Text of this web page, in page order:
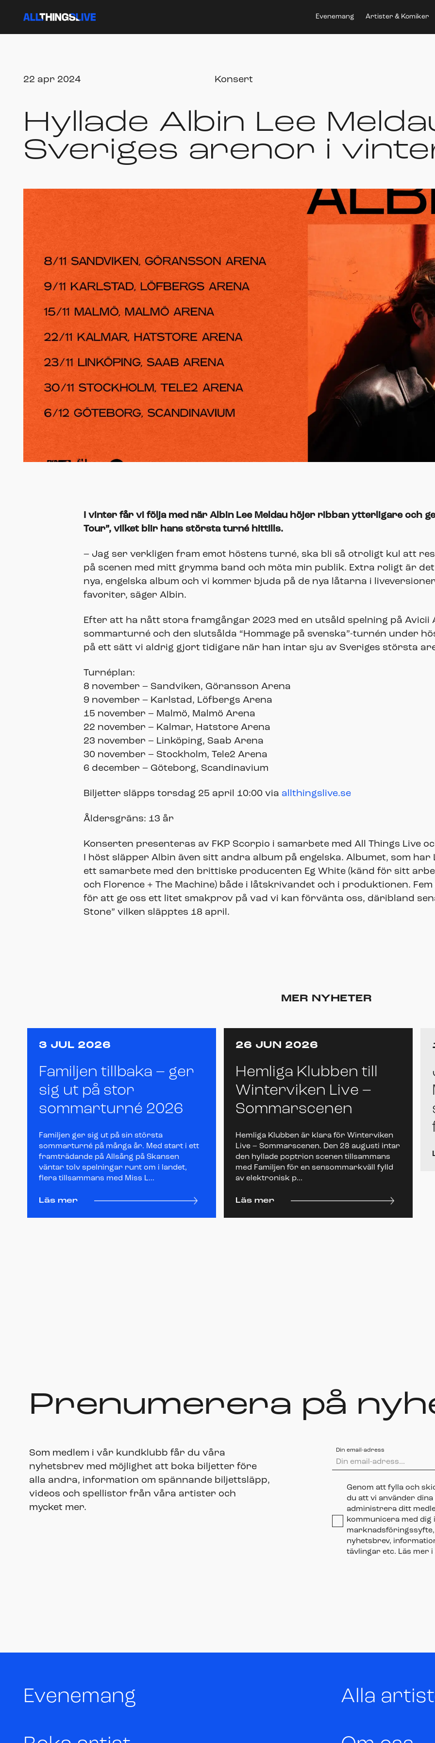
Evenemang Artister & Komiker
22 apr 2024 Konsert
Hyllade Albin Lee
Sveriges arenor i
I vinter får vi följa med när Albin Lee Meldau höjer ribban ytterligare och
Tour”, vilket blir hans största turné hittills.
– Jag ser verkligen fram emot höstens turné, ska bli så otroligt kul att
på scenen med mitt grymma band och möta min publik. Extra roligt är
nya, engelska album och vi kommer bjuda på de nya låtarna i
favoriter, säger Albin.
Efter att ha nått stora framgångar 2023 med en utsåld spelning på Avicii
sommarturné och den slutsålda “Hommage på svenska”-turnén under
på ett sätt vi aldrig gjort tidigare när han intar sju av Sveriges största
Turnéplan:
8 november – Sandviken, Göransson Arena
9 november – Karlstad, Löfbergs Arena
15 november – Malmö, Malmö Arena
22 november – Kalmar, Hatstore Arena
23 november – Linköping, Saab Arena
30 november – Stockholm, Tele2 Arena
6 december – Göteborg, Scandinavium
Biljetter släpps torsdag 25 april 10:00 via allthingslive.se
Åldersgräns: 13 år
Konserten presenteras av FKP Scorpio i samarbete med All Things Live
I höst släpper Albin även sitt andra album på engelska. Albumet, som
ett samarbete med den brittiske producenten Eg White (känd för sitt
och Florence + The Machine) både i låtskrivandet och i produktionen.
för att ge oss ett litet smakprov på vad vi kan förvänta oss, däribland
Stone” vilken släpptes 18 april.
MER NYHETER
3 JUL 2026
Familjen tillbaka – ger
sig ut på stor
sommarturné 2026
Familjen ger sig ut på sin största
sommarturné på många år. Med start i ett
framträdande på Allsång på Skansen
väntar tolv spelningar runt om i landet,
flera tillsammans med Miss L...
Läs mer
26 JUN 2026
Hemliga Klubben till
Winterviken Live –
Sommarscenen
Hemliga Klubben är klara för Winterviken
Live – Sommarscenen. Den 28 augusti intar
den hyllade poptrion scenen tillsammans
med Familjen för en sensommarkväll fylld
av elektronisk p...
Läs mer
Prenumerera på
Som medlem i vår kundklubb får du våra
nyhetsbrev med möjlighet att boka biljetter före
alla andra, information om spännande biljettsläpp,
videos och spellistor från våra artister och
mycket mer.
Din email-adress
Genom att fylla och
du att vi använder
administrera ditt
kommunicera med
nyhetsbrev,
tävlingar etc. Läs mer
Evenemang Alla